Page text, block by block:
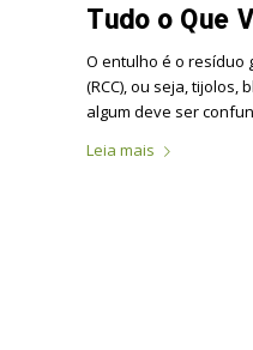
Tudo o Que
O entulho é o resíduo
(RCC), ou seja,
algum deve ser
Leia mais